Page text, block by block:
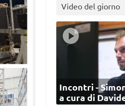
Video del giorno
Incontri -
a cura di